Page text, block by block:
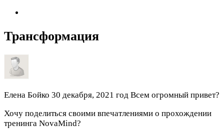
Трансформация
Елена Бойко 30 декабря, 2021 год Всем огромный привет?
Хочу поделиться своими впечатлениями о прохождении
тренинга NovaMind?